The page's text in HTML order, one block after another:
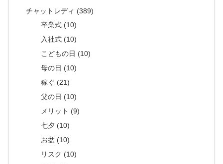
チャットレディ (389)
卒業式 (10)
入社式 (10)
こどもの日 (10)
母の日 (10)
稼ぐ (21)
父の日 (10)
メリット (9)
七夕 (10)
お盆 (10)
リスク (10)